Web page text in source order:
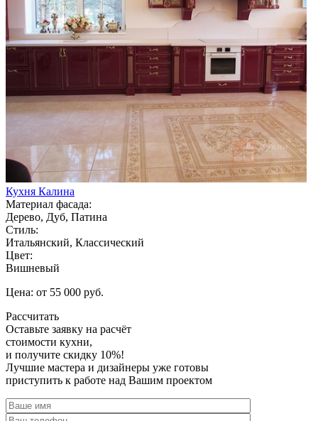
Кухня Калина
Материал фасада:
Дерево, Дуб, Патина
Стиль:
Итальянский, Классический
Цвет:
Вишневый
Цена: от 55 000 руб.
Рассчитать
Оставьте заявку на расчёт
стоимости кухни,
и получите скидку 10%!
Лучшие мастера и дизайнеры уже готовы
приступить к работе над Вашим проектом